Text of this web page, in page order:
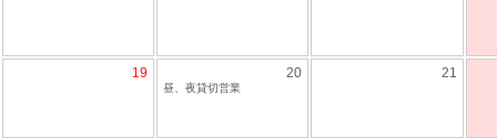
19 20
昼、夜貸切営業
21